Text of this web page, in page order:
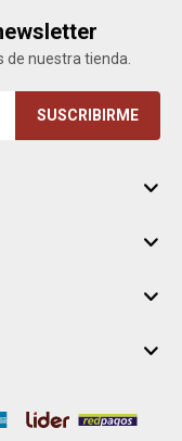
de nuestra tienda.
SUSCRIBIRME